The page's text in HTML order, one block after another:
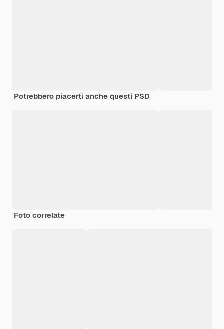
Potrebbero piacerti anche questi PSD
Foto correlate